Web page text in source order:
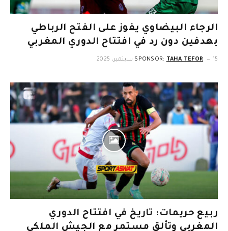
الرجاء البيضاوي يفوز على الفتح الرباطي
بهدفين دون رد في افتتاح الدوري المغربي
SPONSOR: TAHA TEFOR 15 سبتمبر، 2025
ربيع حريمات: تاريخ في افتتاح الدوري
المغربي وتألق مستمر مع الجيش الملكي